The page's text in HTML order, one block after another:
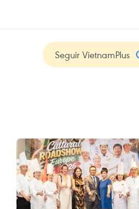
Seguir VietnamPlus